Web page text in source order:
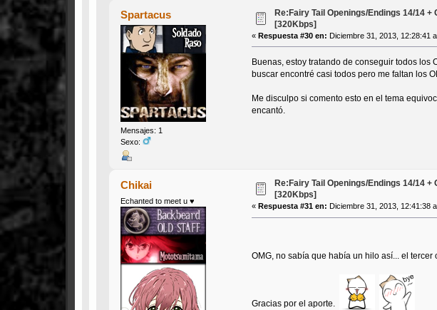
Spartacus
Mensajes: 1
Sexo:
Re:Fairy Tail Openings/Endings 14/14 +
[320Kbps]
« Respuesta #30 en: Diciembre 31, 2013, 12:28:41
Buenas, estoy tratando de conseguir todos los
buscar encontré casi todos pero me faltan los
Me disculpo si comento esto en el tema
encantó.
Chikai
Echanted to meet u ♥
Re:Fairy Tail Openings/Endings 14/14 +
[320Kbps]
« Respuesta #31 en: Diciembre 31, 2013, 12:41:38
OMG, no sabía que había un hilo así... el
Gracias por el aporte.